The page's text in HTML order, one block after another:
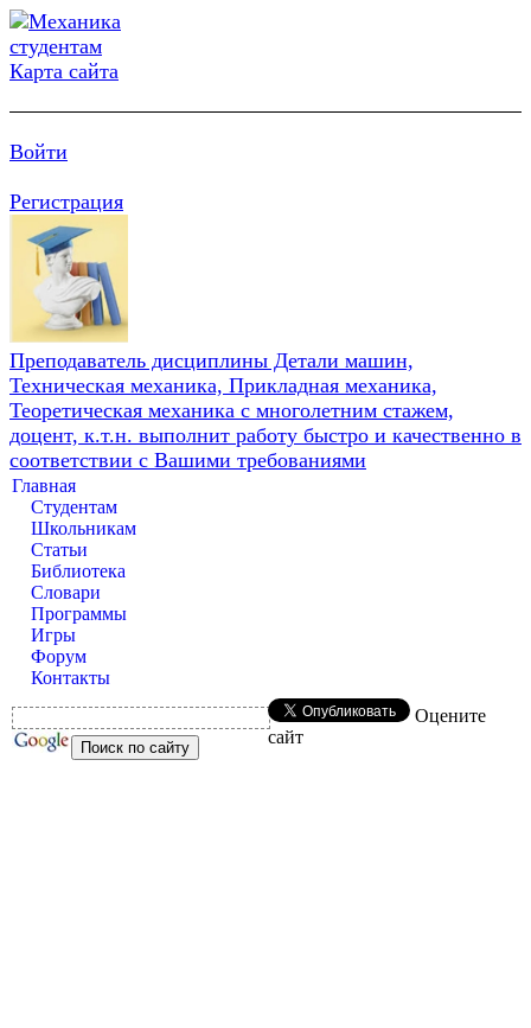
Карта сайта
Войти
Регистрация
Преподаватель дисциплины Детали машин,
Техническая механика, Прикладная механика,
Теоретическая механика с многолетним стажем,
доцент, к.т.н. выполнит работу быстро и качественно в
соответствии с Вашими требованиями
Главная
Студентам
Школьникам
Статьи
Библиотека
Словари
Программы
Игры
Форум
Контакты
Оцените
сайт